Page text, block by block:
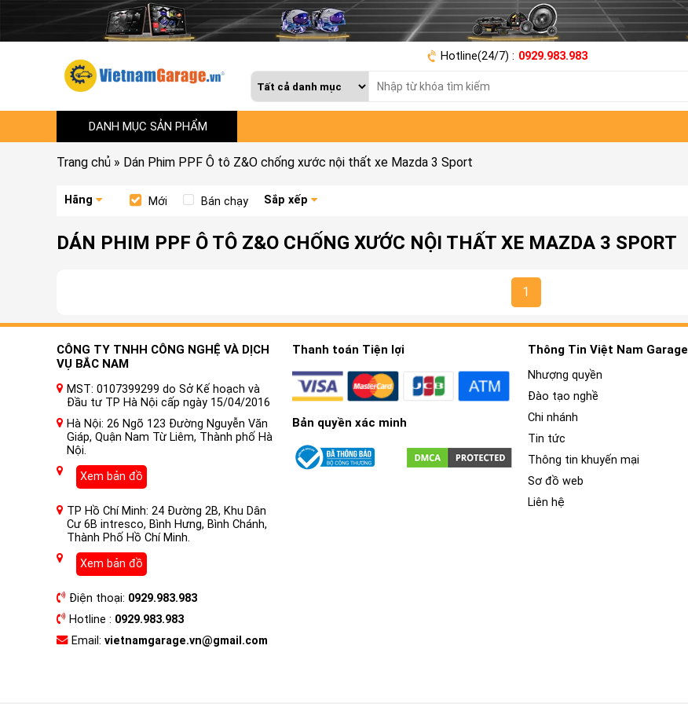
Hotline(24/7) : 0929.983.983
DANH MỤC SẢN PHẨM
Trang chủ » Dán Phim PPF Ô tô Z&O chống xước nội thất xe Mazda 3 Sport
Hãng Mới Bán chạy Sắp xếp
DÁN PHIM PPF Ô TÔ Z&O CHỐNG XƯỚC NỘI THẤT XE MAZDA 3 SPORT
1
CÔNG TY TNHH CÔNG NGHỆ VÀ DỊCH
VỤ BẮC NAM
MST: 0107399299 do Sở Kế hoạch và
Đầu tư TP Hà Nội cấp ngày 15/04/2016
Hà Nội: 26 Ngõ 123 Đường Nguyễn Văn
Giáp, Quận Nam Từ Liêm, Thành phố Hà
Nội.
Xem bản đồ
TP Hồ Chí Minh: 24 Đường 2B, Khu Dân
Cư 6B intresco, Bình Hưng, Bình Chánh,
Thành Phố Hồ Chí Minh.
Xem bản đồ
Điện thoại: 0929.983.983
Hotline : 0929.983.983
Email: vietnamgarage.vn@gmail.com
Thanh toán Tiện lợi
Bản quyền xác minh
Thông Tin Việt Nam Garage
Nhượng quyền
Đào tạo nghề
Chi nhánh
Tin tức
Thông tin khuyến mại
Sơ đồ web
Liên hệ